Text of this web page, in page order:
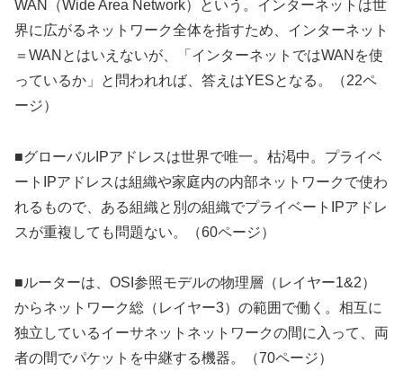
WAN（Wide Area Network）という。インターネットは世
界に広がるネットワーク全体を指すため、インターネット
＝WANとはいえないが、「インターネットではWANを使
っているか」と問われれば、答えはYESとなる。（22ペ
ージ）
■グローバルIPアドレスは世界で唯一。枯渇中。プライベ
ートIPアドレスは組織や家庭内の内部ネットワークで使わ
れるもので、ある組織と別の組織でプライベートIPアドレ
スが重複しても問題ない。（60ページ）
■ルーターは、OSI参照モデルの物理層（レイヤー1&2）
からネットワーク総（レイヤー3）の範囲で働く。相互に
独立しているイーサネットネットワークの間に入って、両
者の間でパケットを中継する機器。（70ページ）